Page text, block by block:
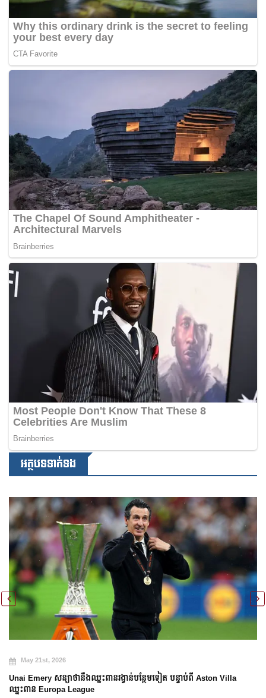
អត្ថបទទាក់ទង
2026
សន្យាថានឹងឈ្នះពានរង្វាន់បន្ថែមទៀត បន្ទាប់ពី Aston Villa
Europa League
Arsenal